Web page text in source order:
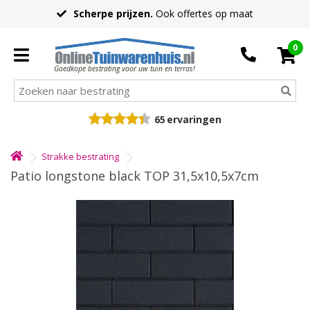
Scherpe prijzen. Ook offertes op maat
Goedkope bestrating voor uw tuin en terras!
0
65 ervaringen
Strakke bestrating
Patio longstone black TOP 31,5x10,5x7cm